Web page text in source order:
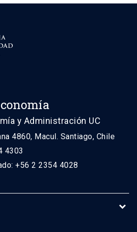
y Administración UC
4860, Macul. Santiago, Chile
4303
+56 2 2354 4028